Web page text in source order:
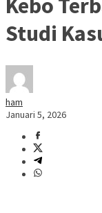
Studi
ham
Januari 5, 2026